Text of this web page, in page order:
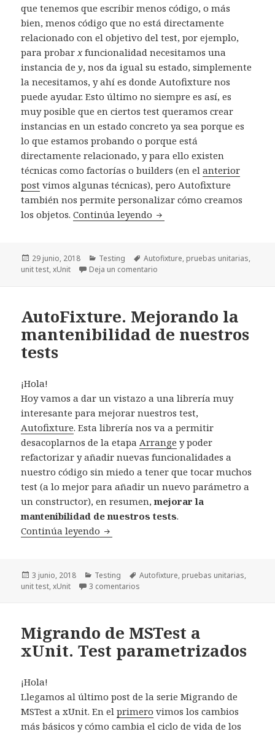
que tenemos que escribir menos código, o más
bien, menos código que no está directamente
relacionado con el objetivo del test, por ejemplo,
para probar xfuncionalidad necesitamos una
instancia dey, nos da igual su estado, simplemente
la necesitamos, y ahí es donde Autofixture nos
puede ayudar. Esto último no siempre es así, es
muy posible que en ciertos test queramos crear
instancias en un estado concreto ya sea porque es
lo que estamos probando o porque está
directamente relacionado, y para ello existen
técnicas como factorías o builders (en elanterior
post vimos algunas técnicas), pero Autofixture
también nos permite personalizar cómo creamos
los objetos.Continúa leyendo Autofixture.
Publicado
el
29 junio, 2018 Categorías
Testing Etiquetas
Autofixture, pruebas unitarias,
unit test,xUnit Deja un comentario
AutoFixture. Mejorando la
mantenibilidad de nuestros
tests
¡Hola!
Hoy vamos a dar un vistazo a una librería muy
interesante para mejorar nuestros test,
Autofixture. Esta librería nos va a permitir
desacoplarnos de la etapa Arrange y poder
refactorizar y añadir nuevas funcionalidades a
nuestro código sin miedo a tener que tocar muchos
test (a lo mejor para añadir un nuevo parámetro a
un constructor), en resumen,mejorar la
mantenibilidad de nuestros tests.
Continúa leyendo AutoFixture. Mejorando la
Publicado
el
3 junio, 2018 Categorías
Testing Etiquetas
Autofixture, pruebas unitarias,
unit test,xUnit 3 comentarios
Migrando de MSTest a
xUnit. Test parametrizados
¡Hola!
Llegamos al último post de la serie Migrando de
MSTest a xUnit. En elprimero vimos los cambios
más básicos y cómo cambia el ciclo de vida de los